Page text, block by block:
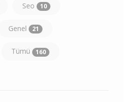
Seo 10
Genel 21
Tümü 160